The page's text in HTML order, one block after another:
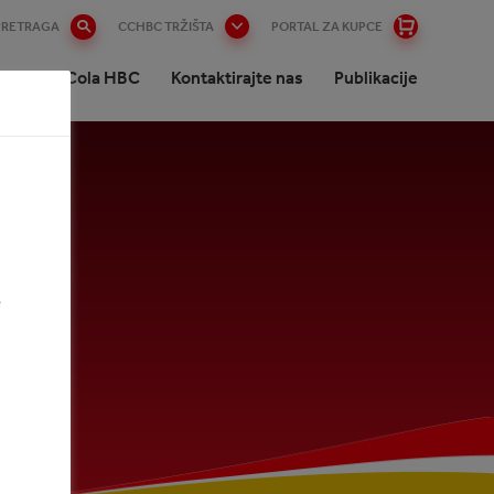
CCHBC TRŽIŠTA PORTAL ZA KUPCE
Coca-Cola HBC Kontaktirajte nas Publikacije